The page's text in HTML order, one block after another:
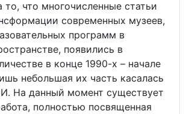
то, что многочисленные статьи
современных музеев,
программ в
появились в
в конце 1990-х – начале
небольшая их часть касалась
На данный момент существует
полностью посвященная